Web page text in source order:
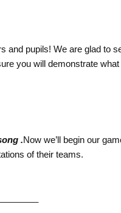
and pupils! We are glad to
you will demonstrate
.Now we’ll begin our
of their teams.